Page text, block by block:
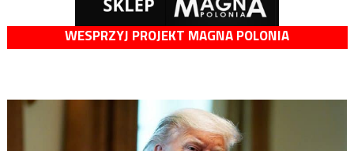
WESPRZYJ PROJEKT MAGNA POLONIA